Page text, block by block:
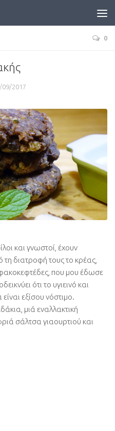
0
09/2017
και γνωστοί, έχουν
τη διατροφή τους το κρέας,
που μου έδωσε
ότι το υγιεινό και
εξίσου νόστιμο.
μιά εναλλακτική
σάλτσα γιαουρτιού και